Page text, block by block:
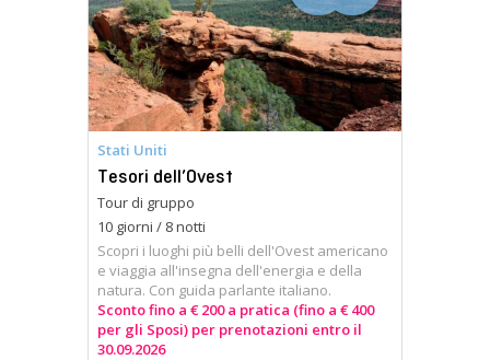
Stati Uniti
Tesori dell’Ovest
Tour di gruppo
10 giorni / 8 notti
Scopri i luoghi più belli dell'Ovest americano
e viaggia all'insegna dell'energia e della
natura. Con guida parlante italiano.
Sconto fino a € 200 a pratica (fino a € 400
per gli Sposi) per prenotazioni entro il
30.09.2026